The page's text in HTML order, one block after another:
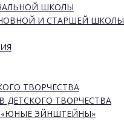
ШКОЛЫ
И СТАРШЕЙ ШКОЛЫ
ТВОРЧЕСТВА
ДЕТСКОГО ТВОРЧЕСТВА
ЭЙНШТЕЙНЫ»